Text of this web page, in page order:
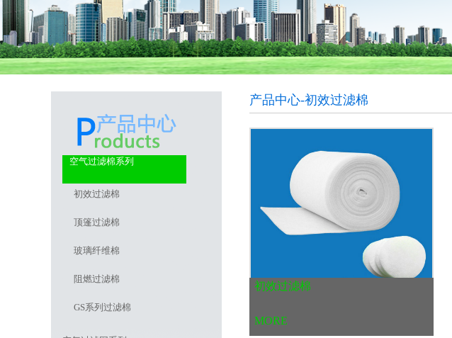
空气过滤棉系列
初效过滤棉
顶篷过滤棉
玻璃纤维棉
阻燃过滤棉
GS系列过滤棉
产品中心-初效过滤棉
初效过滤棉
MORE